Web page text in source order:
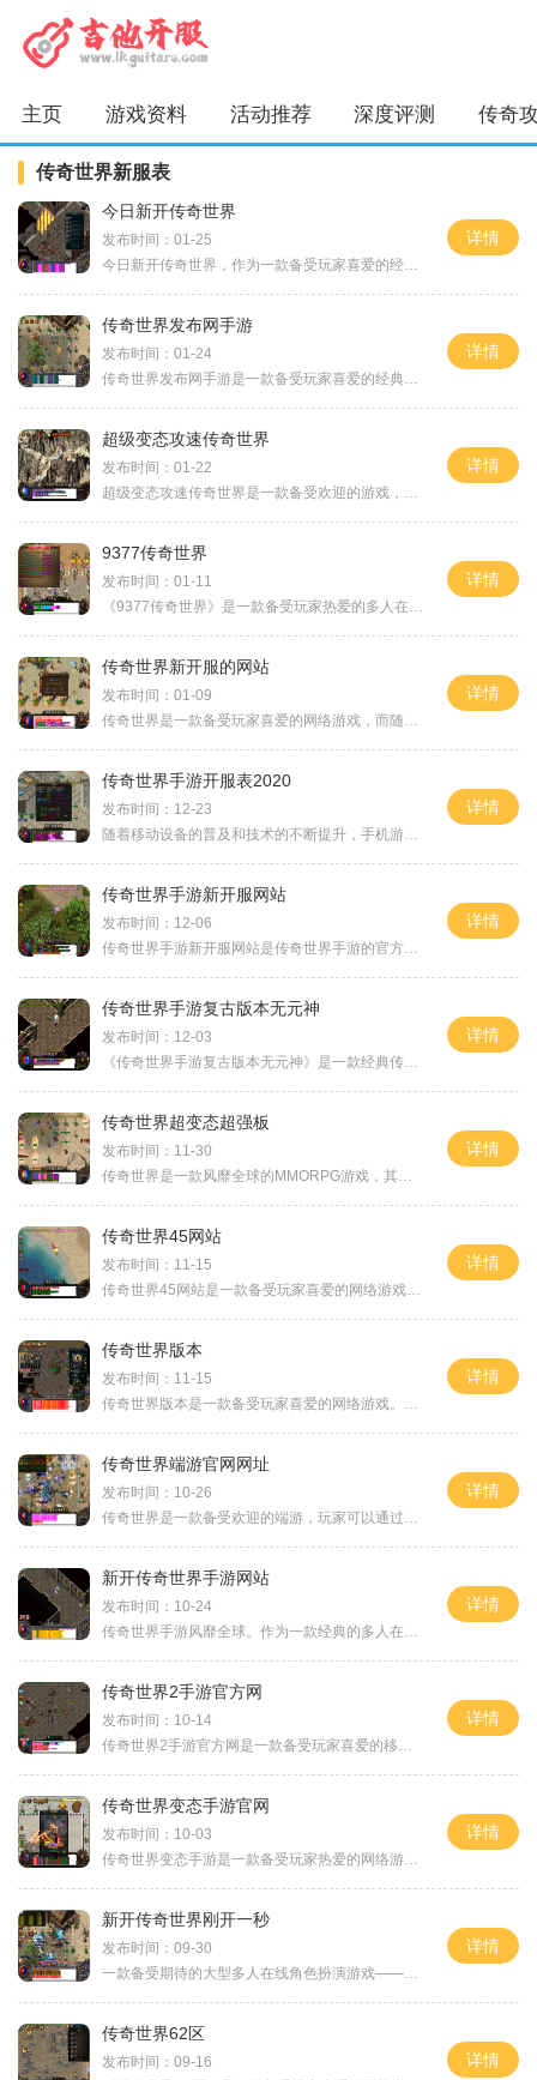
主页 游戏资料 活动推荐 深度评测 传奇
传奇世界新服表
今日新开传奇世界
发布时间：01-25
今日新开传奇世界，作为一款备受玩家喜爱的经典游戏，再次强势回归了！这款游戏打破了以往的限制，呈现给玩家一个全新的传奇世界。下面就来详细介绍一下新开传奇世界的具体玩
详情
传奇世界发布网手游
发布时间：01-24
传奇世界发布网手游是一款备受玩家喜爱的经典MMORPG手游。游戏以奇幻的世界观和精彩的剧情吸引着无数玩家的关注。今天我们就来详细介绍一下这款游戏的具体玩法。在传奇世界发布
详情
超级变态攻速传奇世界
发布时间：01-22
超级变态攻速传奇世界是一款备受欢迎的游戏，它在传奇世界的基础上加入了超强的攻击速度，为玩家带来了更加刺激的游戏体验。本文将介绍该游戏的具体玩法，并针对其特色进行详
详情
9377传奇世界
发布时间：01-11
《9377传奇世界》是一款备受玩家热爱的多人在线角色扮演游戏。该游戏以其精美细腻的画面、丰富多样的职业选择和刺激紧张的战斗体验而著称。以下将为您详细介绍《9377传奇世界》的
详情
传奇世界新开服的网站
发布时间：01-09
传奇世界是一款备受玩家喜爱的网络游戏，而随着新开服的出现，更是吸引了众多玩家的关注和参与。在这篇文章中，我们将详细介绍一下传奇世界新开服的网站以及游戏的具体玩法。
详情
传奇世界手游开服表2020
发布时间：12-23
随着移动设备的普及和技术的不断提升，手机游戏成为现代人生活中不可或缺的一部分。作为一款经典的网络游戏，《传奇世界》如今也推出了移动版的手游，为玩家带来了更加便捷和
详情
传奇世界手游新开服网站
发布时间：12-06
传奇世界手游新开服网站是传奇世界手游的官方网站，为玩家提供了一个全新的游戏平台。作为传奇世界手游的重要组成部分，新开服网站承载了玩家们寻找游戏资讯、交流互动的重要
详情
传奇世界手游复古版本无元神
发布时间：12-03
《传奇世界手游复古版本无元神》是一款经典传奇题材的手机游戏，以其独特的玩法和复刻的传奇世界为玩家带来了全新的游戏体验。与传统版本不同的是，在这个版本中取消了元神系
详情
传奇世界超变态超强板
发布时间：11-30
传奇世界是一款风靡全球的MMORPG游戏，其经典玩法和丰富的游戏内容使其成为广大游戏玩家的最爱。而超变态超强板更是传奇世界中的一个经典版本，为玩家提供了更加刺激和挑战的游
详情
传奇世界45网站
发布时间：11-15
传奇世界45网站是一款备受玩家喜爱的网络游戏。作为一款经典的网游，传奇世界45网站拥有丰富多样的游戏玩法，为玩家带来了丰富的游戏体验。让我们来看看传奇世界45网站的游戏背
详情
传奇世界版本
发布时间：11-15
传奇世界版本是一款备受玩家喜爱的网络游戏。这款游戏的具体玩法非常丰富多样，游戏内容充实，让人陶醉其中。下面将为大家详细介绍传奇世界版本的玩法。传奇世界版本拥有丰富
详情
传奇世界端游官网网址
发布时间：10-26
传奇世界是一款备受欢迎的端游，玩家可以通过传奇世界官网来了解游戏的最新动态和获取游戏资源。如果你想加入这个充满挑战和冒险的世界，就让我们一起来了解一下这款游戏的具
详情
新开传奇世界手游网站
发布时间：10-24
传奇世界手游风靡全球。作为一款经典的多人在线角色扮演游戏，玩家可以体验到丰富精彩的剧情故事、刺激的战斗和无限的探索乐趣。而一家新开的传奇世界手游网站正以其独特的魅
详情
传奇世界2手游官方网
发布时间：10-14
传奇世界2手游官方网是一款备受玩家喜爱的移动端游戏。作为传奇系列的续作，传奇世界2手游在保留了经典玩法的也加入了许多创新元素，为玩家带来了全新的游戏体验。本文将为大家
详情
传奇世界变态手游官网
发布时间：10-03
传奇世界变态手游是一款备受玩家热爱的网络游戏，近期官方网站全新上线！作为传奇世界系列的最新作品，这款变态手游带给玩家全新的游戏体验，让你在虚拟世界中畅快战斗！传奇
详情
新开传奇世界刚开一秒
发布时间：09-30
一款备受期待的大型多人在线角色扮演游戏——新开传奇世界刚开一秒正式上线。作为全球最受欢迎的传奇游戏之一，这款全新的传奇世界带给玩家们丰富多彩的游戏体验。不仅继承了
详情
传奇世界62区
发布时间：09-16
详情